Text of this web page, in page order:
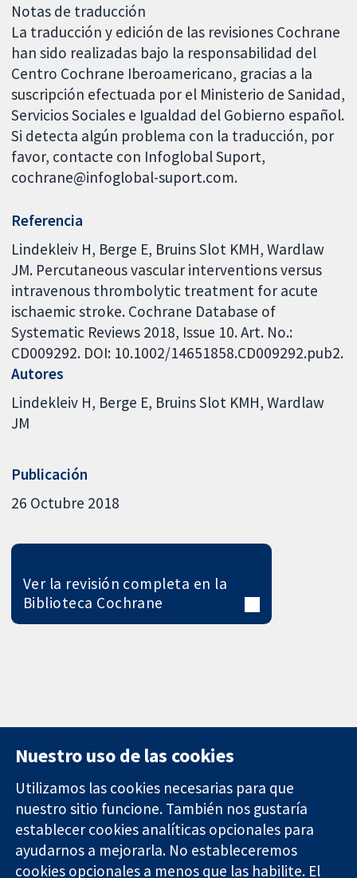
Notas de traducción
La traducción y edición de las revisiones Cochrane
han sido realizadas bajo la responsabilidad del
Centro Cochrane Iberoamericano, gracias a la
suscripción efectuada por el Ministerio de Sanidad,
Servicios Sociales e Igualdad del Gobierno español.
Si detecta algún problema con la traducción, por
favor, contacte con Infoglobal Suport,
cochrane@infoglobal-suport.com.
Referencia
Lindekleiv H, Berge E, Bruins Slot KMH, Wardlaw
JM. Percutaneous vascular interventions versus
intravenous thrombolytic treatment for acute
ischaemic stroke. Cochrane Database of
Systematic Reviews 2018, Issue 10. Art. No.:
CD009292. DOI: 10.1002/14651858.CD009292.pub2.
Autores
Lindekleiv H Berge E Bruins Slot KMH Wardlaw
JM
Publicación
26 Octubre 2018
Ver la revisión completa en la
Biblioteca Cochrane
Evidencia fiable.
Decisiones
11-13 Cavendish
Square
Londres
W1G 0AN
Contacto
Noticias
Prensa
Sobre
Nuestro uso de las cookies
Utilizamos las cookies necesarias para que
nuestro sitio funcione. También nos gustaría
establecer cookies analíticas opcionales para
ayudarnos a mejorarla. No estableceremos
cookies opcionales a menos que las habilite. El